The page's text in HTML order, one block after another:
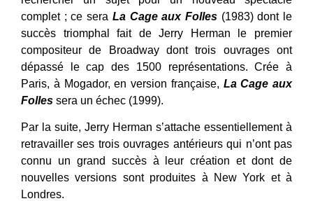
complet ; ce sera La Cage aux Folles(1983) dont le
succès triomphal fait de Jerry Herman le premier
compositeur de Broadway dont trois ouvrages ont
dépassé le cap des 1500 représentations. Crée à
Paris, à Mogador, en version française, La Cage aux
Folles sera un échec (1999).
Par la suite, Jerry Herman s’attache essentiellement à
retravailler ses trois ouvrages antérieurs qui n’ont pas
connu un grand succès à leur création et dont de
nouvelles versions sont produites à New York et à
Londres.